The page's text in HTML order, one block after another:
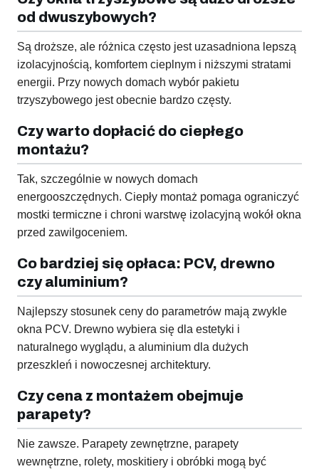
od dwuszybowych?
Są droższe, ale różnica często jest uzasadniona lepszą
izolacyjnością, komfortem cieplnym i niższymi stratami
energii. Przy nowych domach wybór pakietu
trzyszybowego jest obecnie bardzo częsty.
Czy warto dopłacić do ciepłego
montażu?
Tak, szczególnie w nowych domach
energooszczędnych. Ciepły montaż pomaga ograniczyć
mostki termiczne i chroni warstwę izolacyjną wokół okna
przed zawilgoceniem.
Co bardziej się opłaca: PCV, drewno
czy aluminium?
Najlepszy stosunek ceny do parametrów mają zwykle
okna PCV. Drewno wybiera się dla estetyki i
naturalnego wyglądu, a aluminium dla dużych
przeszkleń i nowoczesnej architektury.
Czy cena z montażem obejmuje
parapety?
Nie zawsze. Parapety zewnętrzne, parapety
wewnętrzne, rolety, moskitiery i obróbki mogą być